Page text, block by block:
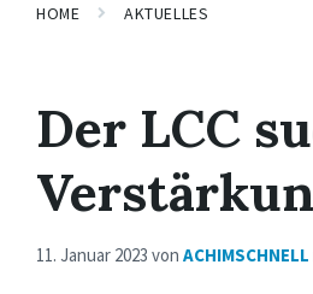
HOME AKTUELLES
Der LCC
11. Januar 2023 von ACHIMSCHNELL